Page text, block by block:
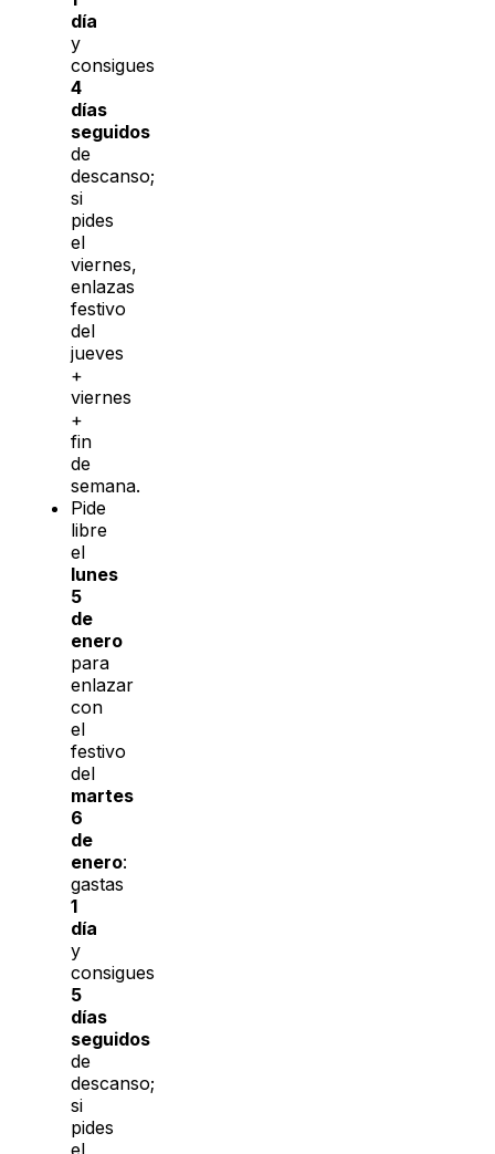
día
y
consigues
4
días
seguidos
de
descanso;
si
pides
el
viernes,
enlazas
festivo
del
jueves
+
viernes
+
fin
de
semana.
Pide
libre
el
lunes
5
de
enero
para
enlazar
con
el
festivo
del
martes
6
de
enero:
gastas
1
día
y
consigues
5
días
seguidos
de
descanso;
si
pides
el